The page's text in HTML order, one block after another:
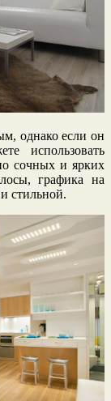
однако если он
использовать
сочных и ярких
графика на
стильной.